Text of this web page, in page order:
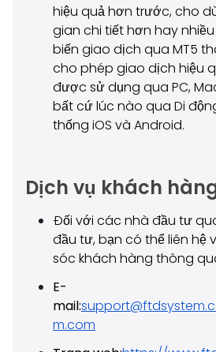
hiệu quả hơn trước, cho
gian chi tiết hơn hay
biến giao dịch qua MT5
cho phép giao dịch hiệu
được sử dụng qua PC,
bất cứ lúc nào qua Di
thống iOS và Android.
Dịch vụ khách
Đối với các nhà đầu tư
đầu tư, bạn có thể liên hệ
sóc khách hàng thông
E-
mail:
m.com